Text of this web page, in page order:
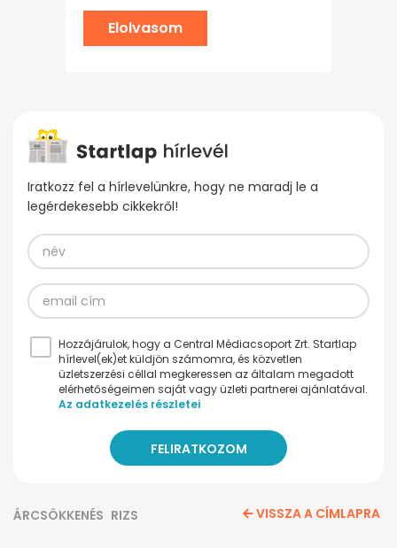
Elolvasom
Iratkozz fel a hírlevelünkre, hogy ne maradj le a
legérdekesebb cikkekről!
Hozzájárulok, hogy a Central Médiacsoport Zrt. Startlap
hírlevel(ek)et küldjön számomra, és közvetlen
üzletszerzési céllal megkeressen az általam megadott
elérhetőségeimen saját vagy üzleti partnerei ajánlatával.
Az adatkezelés részletei
ÁRCSÖKKENÉS RIZS VISSZA A CÍMLAPRA